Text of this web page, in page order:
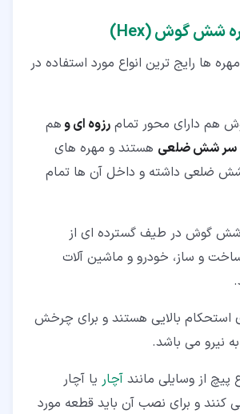
ها رایج ترین انواع مورد استفاده در
هم دارای محور تمام رزوه ای وهم
سر شش ضلعی هستند و مهره های
ضلعی داشته و داخل آن ها تمام
گوش در طیف گسترده ای از
ساخت و ساز، خودرو و ماشین آلات
استحکام بالایی هستند و برای چرخش
نیرو می باشد.
پیچ از وسایلی مانند آچار یا آچار
کنند و برای نصب آن باید قطعه مورد